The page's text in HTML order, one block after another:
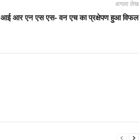
अगला लेख
आई आर एन एस एस- वन एच का प्रक्षेपण हुआ विफल